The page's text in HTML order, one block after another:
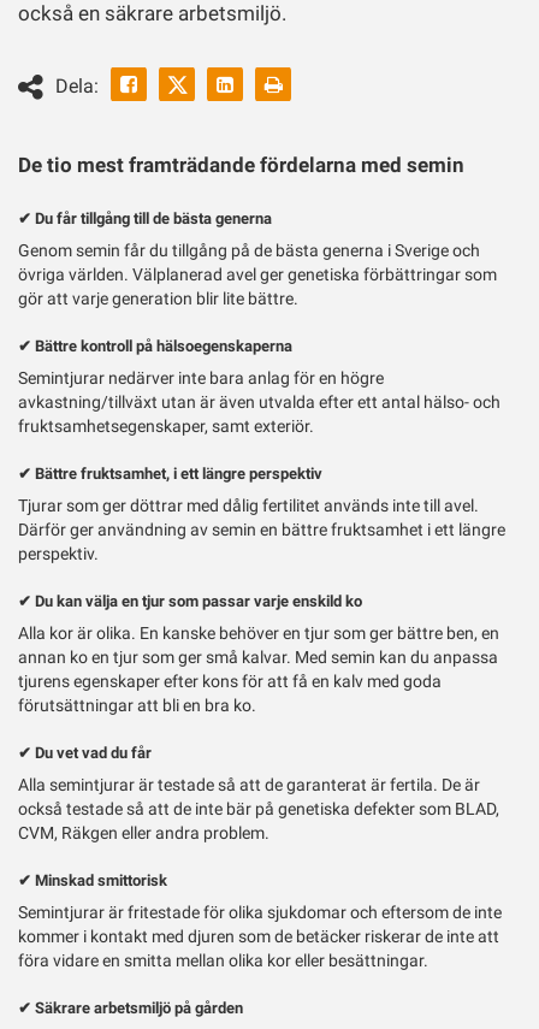
också en säkrare arbetsmiljö.
Dela:
Facebook LinkedinSkriv
De tio mest framträdande fördelarna med semin
✔ Du får tillgång till de bästa generna
Genom semin får du tillgång på de bästa generna i Sverige och
övriga världen. Välplanerad avel ger genetiska förbättringar som
gör att varje generation blir lite bättre.
✔ Bättre kontroll på hälsoegenskaperna
Semintjurar nedärver inte bara anlag för en högre
avkastning/tillväxt utan är även utvalda efter ett antal hälso- och
fruktsamhetsegenskaper, samt exteriör.
✔ Bättre fruktsamhet, i ett längre perspektiv
Tjurar som ger döttrar med dålig fertilitet används inte till avel.
Därför ger användning av semin en bättre fruktsamhet i ett längre
perspektiv.
✔ Du kan välja en tjur som passar varje enskild ko
Alla kor är olika. En kanske behöver en tjur som ger bättre ben, en
annan ko en tjur som ger små kalvar. Med semin kan du anpassa
tjurens egenskaper efter kons för att få en kalv med goda
förutsättningar att bli en bra ko.
✔ Du vet vad du får
Alla semintjurar är testade så att de garanterat är fertila. De är
också testade så att de inte bär på genetiska defekter som BLAD,
CVM, Räkgen eller andra problem.
✔ Minskad smittorisk
Semintjurar är fritestade för olika sjukdomar och eftersom de inte
kommer i kontakt med djuren som de betäcker riskerar de inte att
föra vidare en smitta mellan olika kor eller besättningar.
✔ Säkrare arbetsmiljö på gården